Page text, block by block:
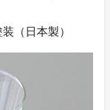
（日本製）